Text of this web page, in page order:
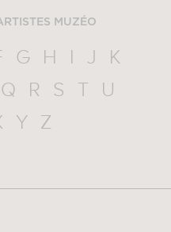
MUZÉO
G H I J
K
Q R S T
U
Y Z